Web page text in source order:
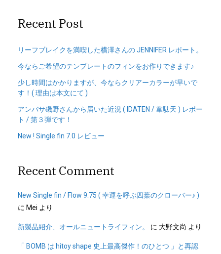
Recent Post
リーフブレイクを満喫した横澤さんの JENNIFER レポート。
今ならご希望のテンプレートのフィンをお作りできます♪
少し時間はかかりますが、今ならクリアーカラーが早いで
す！( 理由は本文にて )
アンバサ磯野さんから届いた近況 ( IDATEN / 韋駄天 ) レポー
ト / 第３弾です！
New ! Single fin 7.0 レビュー
Recent Comment
New Single fin / Flow 9.75 ( 幸運を呼ぶ四葉のクローバー♪ )
に Mei より
新製品紹介、オールニュートライフィン。 に 大野文尚 より
「 BOMB は hitoy shape 史上最高傑作！のひとつ 」と再認